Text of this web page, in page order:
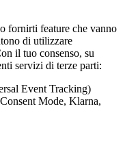
fornirti feature che vanno
di utilizzare
il tuo consenso, su
servizi di terze parti:
Event Tracking)
Mode, Klarna,